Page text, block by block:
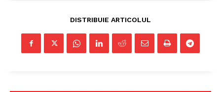
DISTRIBUIE ARTICOLUL